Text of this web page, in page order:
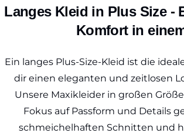
Langes Kleid in Plus Size -
Komfort in
Ein langes Plus-Size-Kleid ist die
dir einen eleganten und zeitlosen
Unsere Maxikleider in großen
Fokus auf Passform und Details
schmeichelhaften Schnitten und